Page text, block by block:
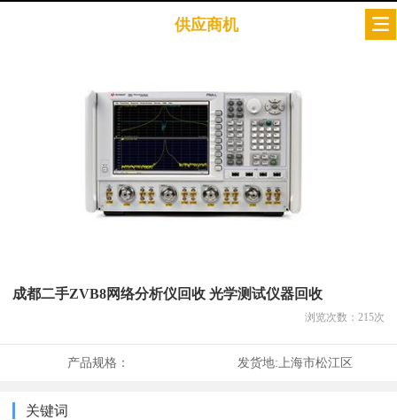
供应商机
成都二手ZVB8网络分析仪回收 光学测试仪器回收
浏览次数： 215次
产品规格： 发货地:上海市松江区
关键词